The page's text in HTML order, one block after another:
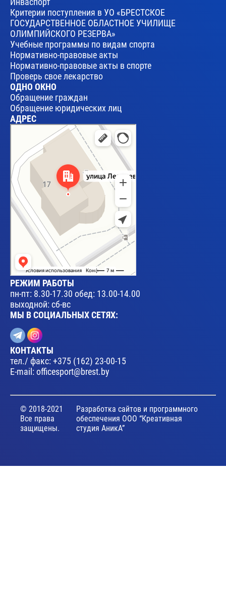
Критерии поступления в УО «БРЕСТСКОЕ
ГОСУДАРСТВЕННОЕ ОБЛАСТНОЕ УЧИЛИЩЕ
ОЛИМПИЙСКОГО РЕЗЕРВА»
Учебные программы по видам спорта
Нормативно-правовые акты
Нормативно-правовые акты в спорте
Проверь свое лекарство
ОДНО ОКНО
Обращение граждан
Обращение юридических лиц
АДРЕС
Брест
Улица Леваневского, 17 — Яндекс Карты
РЕЖИМ РАБОТЫ
пн-пт: 8.30-17.30 обед: 13.00-14.00
выходной: сб-вс
МЫ В СОЦИАЛЬНЫХ СЕТЯХ:
КОНТАКТЫ
тел./ факс:+375 (162) 23-00-15
E-mail: officesport@brest.by
© 2018-2021
Все права
защищены.
Разработка сайтов и программного
обеспечения ООО “Креативная
студия АникА”